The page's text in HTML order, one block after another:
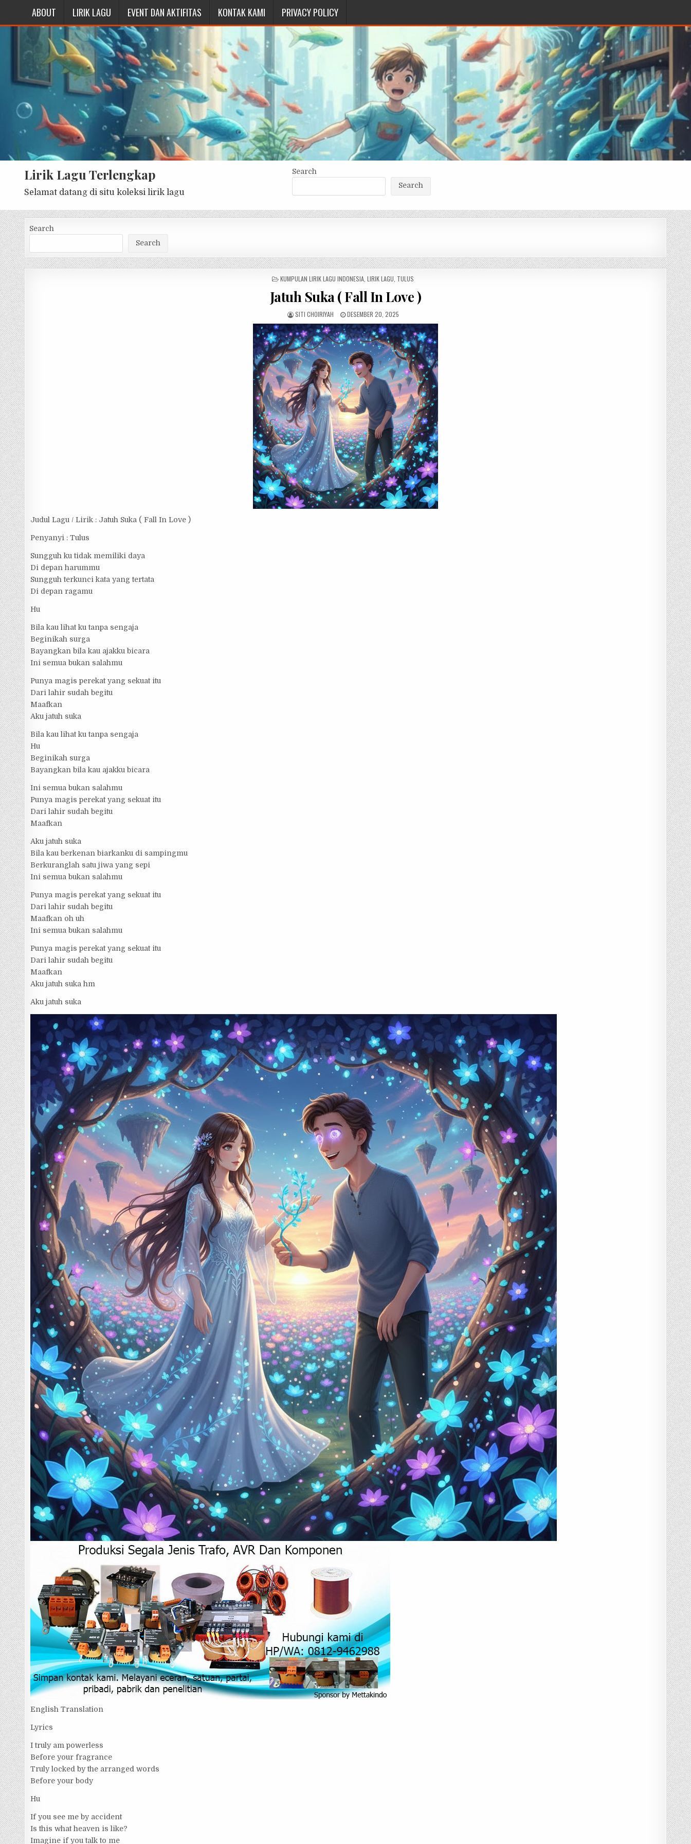
ABOUT LIRIK LAGU EVENT DAN AKTIFITAS KONTAK KAMI PRIVACY POLICY
Lirik Lagu Terlengkap
Selamat datang di situ koleksi lirik lagu
Search
Search
Search
Search
POSTED
KUMPULAN LIRIK LAGU INDONESIA LIRIK LAGU TULUS
Jatuh Suka ( Fall In Love )
SITI CHOIRIYAH DESEMBER 20, 2025
Judul Lagu / Lirik : Jatuh Suka ( Fall In Love )
Penyanyi : Tulus
Sungguh ku tidak memiliki daya
Di depan harummu
Sungguh terkunci kata yang tertata
Di depan ragamu
Hu
Bila kau lihat ku tanpa sengaja
Beginikah surga
Bayangkan bila kau ajakku bicara
Ini semua bukan salahmu
Punya magis perekat yang sekuat itu
Dari lahir sudah begitu
Maafkan
Aku jatuh suka
Bila kau lihat ku tanpa sengaja
Hu
Beginikah surga
Bayangkan bila kau ajakku bicara
Ini semua bukan salahmu
Punya magis perekat yang sekuat itu
Dari lahir sudah begitu
Maafkan
Aku jatuh suka
Bila kau berkenan biarkanku di sampingmu
Berkuranglah satu jiwa yang sepi
Ini semua bukan salahmu
Punya magis perekat yang sekuat itu
Dari lahir sudah begitu
Maafkan oh uh
Ini semua bukan salahmu
Punya magis perekat yang sekuat itu
Dari lahir sudah begitu
Maafkan
Aku jatuh suka hm
Aku jatuh suka
English Translation
Lyrics
I truly am powerless
Before your fragrance
Truly locked by the arranged words
Before your body
Hu
If you see me by accident
Is this what heaven is like?
Imagine if you talk to me